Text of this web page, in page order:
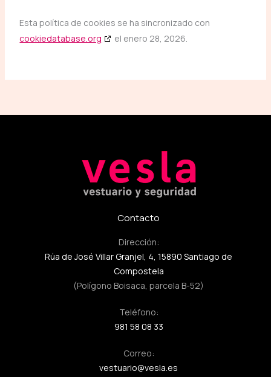
Esta política de cookies se ha sincronizado con
cookiedatabase.org
el enero 28, 2026.
Contacto
Dirección:
Rúa de José Villar Granjel, 4, 15890 Santiago de
Compostela
(Polígono Boisaca, parcela B-52)
Teléfono:
981 58 08 33
Correo:
vestuario@vesla.es